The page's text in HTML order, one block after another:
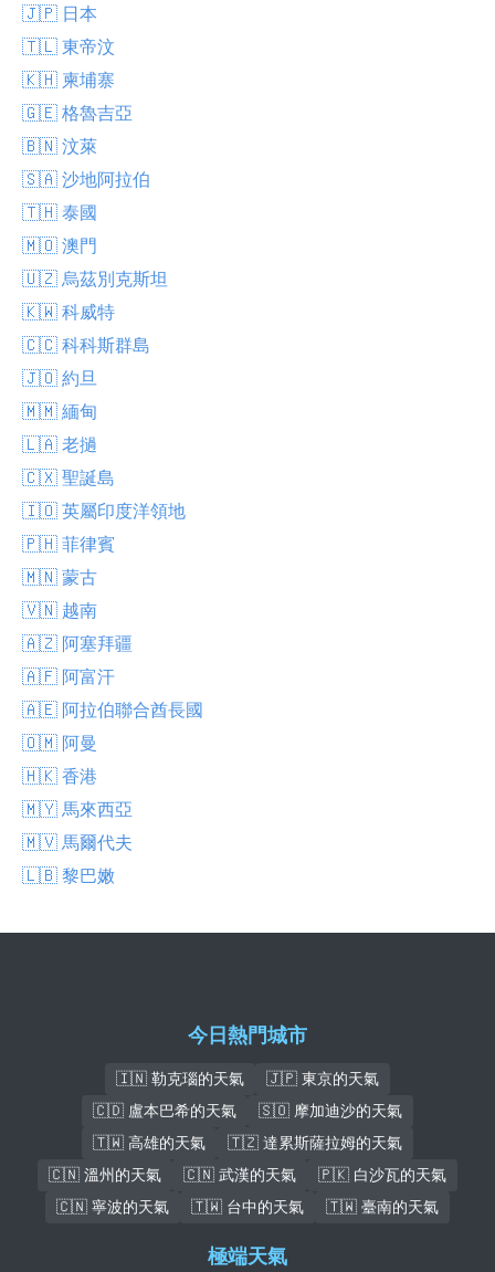
🇯🇵 日本
🇹🇱 東帝汶
🇰🇭 柬埔寨
🇬🇪 格魯吉亞
🇧🇳 汶萊
🇸🇦 沙地阿拉伯
🇹🇭 泰國
🇲🇴 澳門
🇺🇿 烏茲別克斯坦
🇰🇼 科威特
🇨🇨 科科斯群島
🇯🇴 約旦
🇲🇲 緬甸
🇱🇦 老撾
🇨🇽 聖誕島
🇮🇴 英屬印度洋領地
🇵🇭 菲律賓
🇲🇳 蒙古
🇻🇳 越南
🇦🇿 阿塞拜疆
🇦🇫 阿富汗
🇦🇪 阿拉伯聯合酋長國
🇴🇲 阿曼
🇭🇰 香港
🇲🇾 馬來西亞
🇲🇻 馬爾代夫
🇱🇧 黎巴嫩
今日熱門城市
🇮🇳 勒克瑙的天氣
🇯🇵 東京的天氣
🇨🇩 盧本巴希的天氣
🇸🇴 摩加迪沙的天氣
🇹🇼 高雄的天氣
🇹🇿 達累斯薩拉姆的天氣
🇨🇳 溫州的天氣
🇨🇳 武漢的天氣
🇵🇰 白沙瓦的天氣
🇨🇳 寧波的天氣
🇹🇼 台中的天氣 🇹🇼 臺南的天氣
極端天氣